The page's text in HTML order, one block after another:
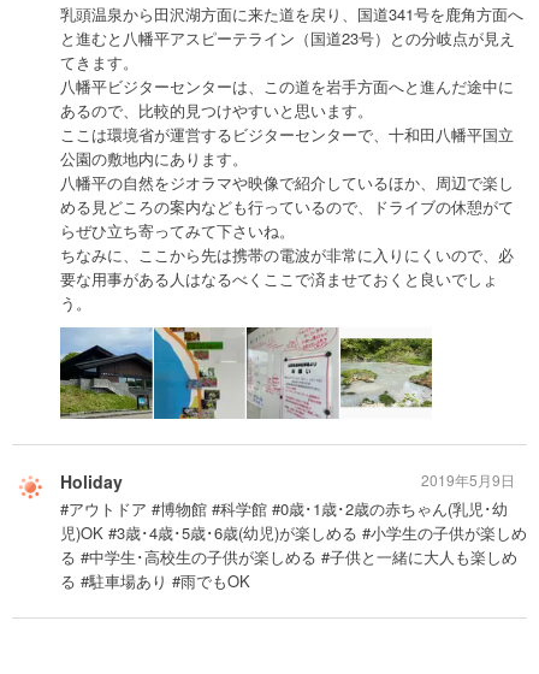
乳頭温泉から田沢湖方面に来た道を戻り、国道341号を鹿角方面へ
と進むと八幡平アスピーテライン（国道23号）との分岐点が見え
てきます。
八幡平ビジターセンターは、この道を岩手方面へと進んだ途中に
あるので、比較的見つけやすいと思います。
ここは環境省が運営するビジターセンターで、十和田八幡平国立
公園の敷地内にあります。
八幡平の自然をジオラマや映像で紹介しているほか、周辺で楽し
める見どころの案内なども行っているので、ドライブの休憩がて
らぜひ立ち寄ってみて下さいね。
ちなみに、ここから先は携帯の電波が非常に入りにくいので、必
要な用事がある人はなるべくここで済ませておくと良いでしょ
う。
Holiday
#アウトドア #博物館 #科学館 #0歳･1歳･2歳の赤ちゃん(乳児･幼
児)OK #3歳･4歳･5歳･6歳(幼児)が楽しめる #小学生の子供が楽しめ
る #中学生･高校生の子供が楽しめる #子供と一緒に大人も楽しめ
る #駐車場あり #雨でもOK
2019年5月9日